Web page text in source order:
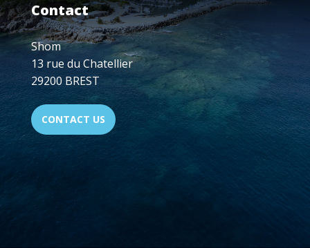
Contact
Shom
13 rue du Chatellier
29200 BREST
CONTACT US